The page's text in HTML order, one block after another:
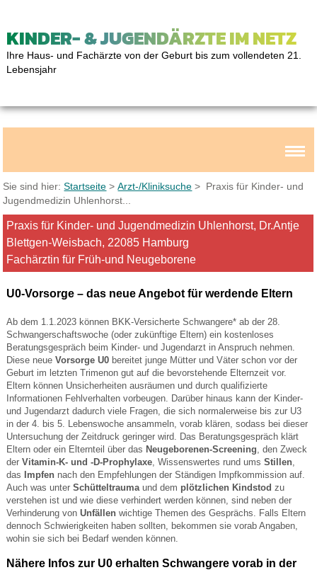
KINDER- & JUGENDÄRZTE IM NETZ
Ihre Haus- und Fachärzte von der Geburt bis zum vollendeten 21.
Lebensjahr
Sie sind hier:Startseite >Arzt-/Kliniksuche > Praxis für Kinder- und
Jugendmedizin Uhlenhorst...
Praxis für Kinder- und Jugendmedizin Uhlenhorst, Dr.Antje
Blettgen-Weisbach, 22085 Hamburg
Fachärztin für Früh-und Neugeborene
U0-Vorsorge – das neue Angebot für werdende Eltern
Ab dem 1.1.2023 können BKK-Versicherte Schwangere* ab der 28.
Schwangerschaftswoche (oder zukünftige Eltern) ein kostenloses
Beratungsgespräch beim Kinder- und Jugendarzt in Anspruch nehmen.
Diese neue Vorsorge U0bereitet junge Mütter und Väter schon vor der
Geburt im letzten Trimenon gut auf die bevorstehende Elternzeit vor.
Eltern können Unsicherheiten ausräumen und durch qualifizierte
Informationen Fehlverhalten vorbeugen. Darüber hinaus kann der Kinder-
und Jugendarzt dadurch viele Fragen, die sich normalerweise bis zur U3
in der 4. bis 5. Lebenswoche ansammeln, vorab klären, sodass bei dieser
Untersuchung der Zeitdruck geringer wird. Das Beratungsgespräch klärt
Eltern oder ein Elternteil über das Neugeborenen-Screening , den Zweck
der Vitamin-K- und -D-Prophylaxe, Wissenswertes rund ums Stillen,
das
Impfennach den Empfehlungen der Ständigen Impfkommission auf.
Auch was unter Schütteltraumaund dem plötzlichen Kindstod zu
verstehen ist und wie diese verhindert werden können, sind neben der
Verhinderung von Unfällenwichtige Themen des Gesprächs. Falls Eltern
dennoch Schwierigkeiten haben sollten, bekommen sie vorab Angaben,
wohin sie sich bei Bedarf wenden können.
Nähere Infos zur U0 erhalten Schwangere vorab in der